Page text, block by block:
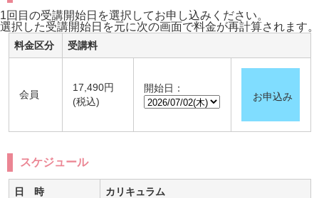
1回目の受講開始日を選択してお申し込みください。
選択した受講開始日を元に次の画面で料金が再計算されます。
料金区分 受講料
会員
17,490円
(税込)
開始日：
お申込み
スケジュール
日 時 カリキュラム